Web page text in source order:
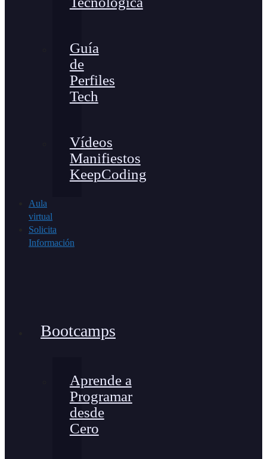
Guía
de
Perfiles
Tech
Vídeos
Manifiestos
KeepCoding
Aula
virtual
Solicita
Información
Bootcamps
Aprende a
Programar
desde
Cero